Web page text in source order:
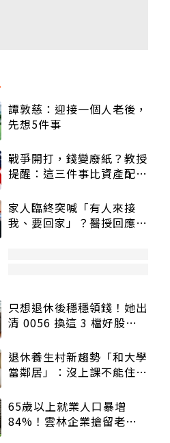
譚敦慈：迎接一個人老後，
先想5件事
戰爭開打，錢變廢紙？教授
提醒：這三件事比資產配置
家人臨終突喊「有人來接
我、要回家」？醫授回應方
只想退休後穩穩領錢！她出
清 0056 換這 3 檔好股：
退休養生村新趨勢「和大學
當鄰居」：沒上課不能住、
65歲以上就業人口暴增
84%！雲林企業搶留老員